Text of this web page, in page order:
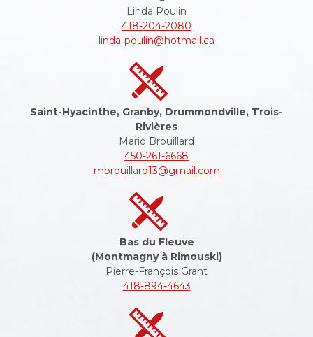
Linda Poulin
418-204-2080
linda-poulin@hotmail.ca
Saint-Hyacinthe, Granby, Drummondville, Trois-
Rivières
Mario Brouillard
450-261-6668
mbrouillard13@gmail.com
Bas du Fleuve
(Montmagny à Rimouski)
Pierre-François Grant
418-894-4643